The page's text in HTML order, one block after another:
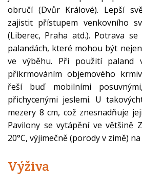
obručí (Dvůr Králové). Lepší
zajistit přístupem venkovního
(Liberec, Praha atd.). Potrava
palandách, které mohou být
ve výběhu. Při použití paland
přikrmováním objemového
řeší buď mobilními
přichycenými jeslemi. U
mezery 8 cm, což znesnadňuje
Pavilony se vytápění ve většině
20°C, výjimečně (porody v zimě) na
Výživa